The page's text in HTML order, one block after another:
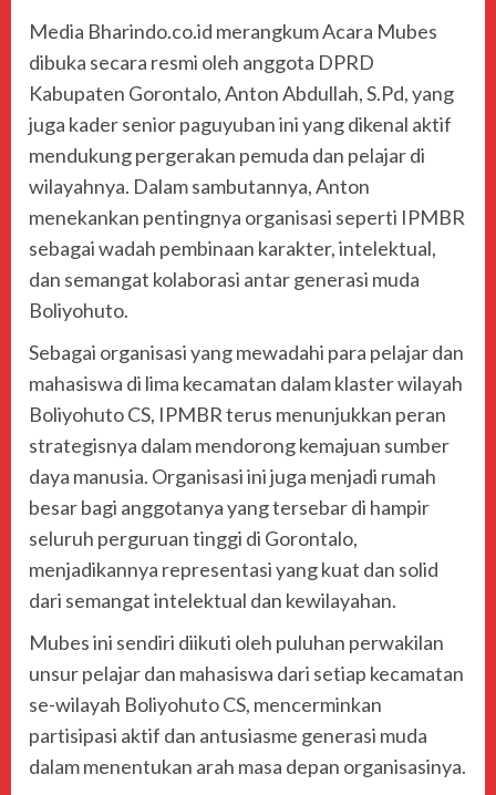
Media Bharindo.co.id merangkum Acara Mubes
dibuka secara resmi oleh anggota DPRD
Kabupaten Gorontalo, Anton Abdullah, S.Pd, yang
juga kader senior paguyuban ini yang dikenal aktif
mendukung pergerakan pemuda dan pelajar di
wilayahnya. Dalam sambutannya, Anton
menekankan pentingnya organisasi seperti IPMBR
sebagai wadah pembinaan karakter, intelektual,
dan semangat kolaborasi antar generasi muda
Boliyohuto.
Sebagai organisasi yang mewadahi para pelajar dan
mahasiswa di lima kecamatan dalam klaster wilayah
Boliyohuto CS, IPMBR terus menunjukkan peran
strategisnya dalam mendorong kemajuan sumber
daya manusia. Organisasi ini juga menjadi rumah
besar bagi anggotanya yang tersebar di hampir
seluruh perguruan tinggi di Gorontalo,
menjadikannya representasi yang kuat dan solid
dari semangat intelektual dan kewilayahan.
Mubes ini sendiri diikuti oleh puluhan perwakilan
unsur pelajar dan mahasiswa dari setiap kecamatan
se-wilayah Boliyohuto CS, mencerminkan
partisipasi aktif dan antusiasme generasi muda
dalam menentukan arah masa depan organisasinya.